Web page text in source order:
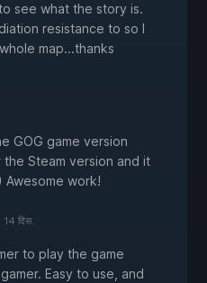
see what the story is.
resistance to so I
map...thanks
GOG game version
Steam version and it
work!
14 दिस.
to play the game
Easy to use, and